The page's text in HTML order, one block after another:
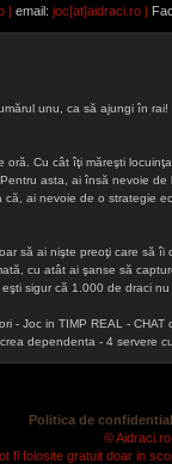
| email: joc[at]aidraci.ro |
unu, ca să ajungi în
Cu cât îţi măreşti
asta, ai însă nevoie
ai nevoie de o strategie
să ai nişte preoţi care să
cu atât ai şanse să
sigur că 1.000 de draci
- Joc in TIMP REAL -
dependenta - 4 servere
Politica de
©
fi folosite gratuit doar in